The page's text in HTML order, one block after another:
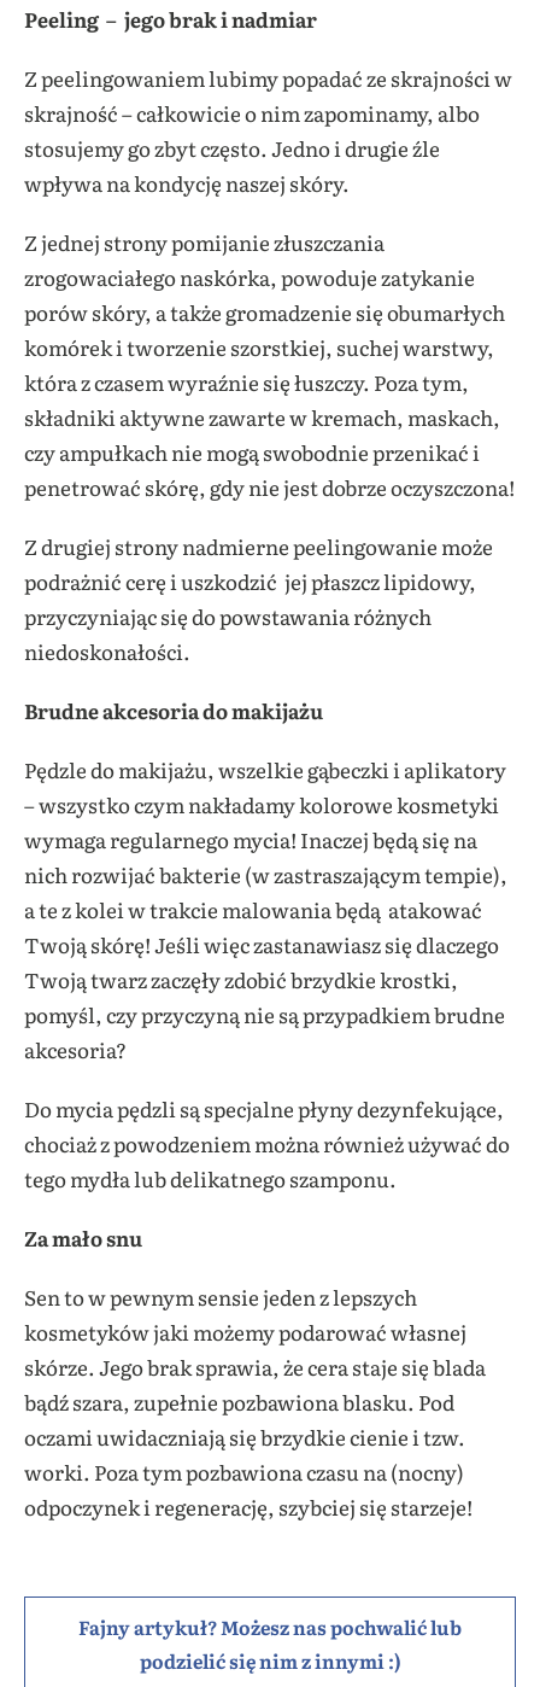
Peeling – jego brak i nadmiar
Z peelingowaniem lubimy popadać ze skrajności w
skrajność – całkowicie o nim zapominamy, albo
stosujemy go zbyt często. Jedno i drugie źle
wpływa na kondycję naszej skóry.
Z jednej strony pomijanie złuszczania
zrogowaciałego naskórka, powoduje zatykanie
porów skóry, a także gromadzenie się obumarłych
komórek i tworzenie szorstkiej, suchej warstwy,
która z czasem wyraźnie się łuszczy. Poza tym,
składniki aktywne zawarte w kremach, maskach,
czy ampułkach nie mogą swobodnie przenikać i
penetrować skórę, gdy nie jest dobrze oczyszczona!
Z drugiej strony nadmierne peelingowanie może
podrażnić cerę i uszkodzić jej płaszcz lipidowy,
przyczyniając się do powstawania różnych
niedoskonałości.
Brudne akcesoria do makijażu
Pędzle do makijażu, wszelkie gąbeczki i aplikatory
– wszystko czym nakładamy kolorowe kosmetyki
wymaga regularnego mycia! Inaczej będą się na
nich rozwijać bakterie (w zastraszającym tempie),
a te z kolei w trakcie malowania będą atakować
Twoją skórę! Jeśli więc zastanawiasz się dlaczego
Twoją twarz zaczęły zdobić brzydkie krostki,
pomyśl, czy przyczyną nie są przypadkiem brudne
akcesoria?
Do mycia pędzli są specjalne płyny dezynfekujące,
chociaż z powodzeniem można również używać do
tego mydła lub delikatnego szamponu.
Za mało snu
Sen to w pewnym sensie jeden z lepszych
kosmetyków jaki możemy podarować własnej
skórze. Jego brak sprawia, że cera staje się blada
bądź szara, zupełnie pozbawiona blasku. Pod
oczami uwidaczniają się brzydkie cienie i tzw.
worki. Poza tym pozbawiona czasu na (nocny)
odpoczynek i regenerację, szybciej się starzeje!
Fajny artykuł? Możesz nas pochwalić lub
podzielić się nim z innymi :)